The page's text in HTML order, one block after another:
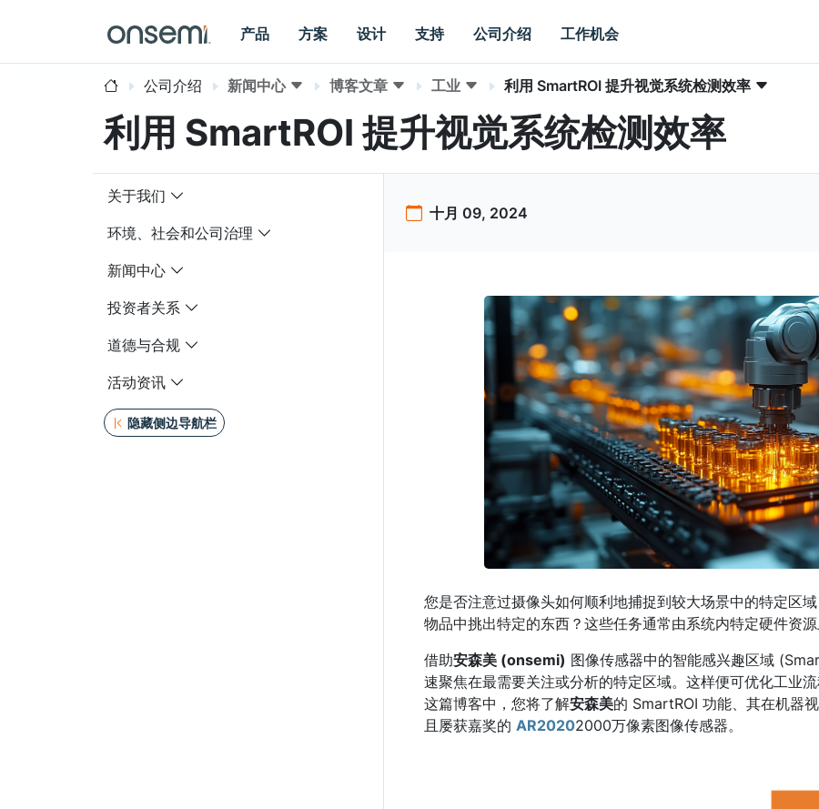
产品 方案 设计 支持 公司介绍 工作机会
公司介绍 新闻中心 博客文章 工业 利用 SmartROI 提升视觉系统检测效率
利用 SmartROI 提升视觉系统检测效率
关于我们
环境、社会和公司治理
新闻中心
投资者关系
道德与合规
活动资讯
隐藏侧边导航栏
十月 09, 2024
您是否注意过摄像头如何顺利地捕捉到较大场景中的特定区
物品中挑出特定的东西？这些任务通常由系统内特定硬件资源
借助安森美 (onsemi) 图像传感器中的智能感兴趣区域
速聚焦在最需要关注或分析的特定区域。这样便可优化工业
这篇博客中，您将了解安森美的 SmartROI 功能、其在机器
且屡获嘉奖的 AR20202000万像素图像传感器。